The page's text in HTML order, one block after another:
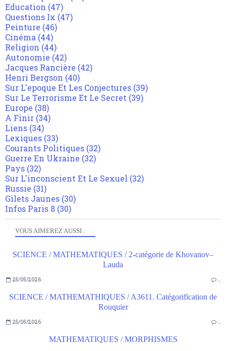
VOUS AIMEREZ AUSSI :
SCIENCE / MATHEMATIQUES / 2-catégorie de Khovanov–
Lauda
25/05/2026 …
SCIENCE / MATHEMATHIQUES / A3611. Catégorification de
Rouquier
25/05/2026 …
MATHEMATIQUES / MORPHISMES
Education (47)
Questions Ix (47)
Peinture (46)
Cinéma (44)
Religion (44)
Autonomie (42)
Jacques Rancière (42)
Henri Bergson (40)
Sur L'epoque Et Les Conjectures (39)
Sur Le Terrorisme Et Le Secret (39)
Europe (38)
A Finir (34)
Liens (34)
Lexiques (33)
Courants Politiques (32)
Guerre En Ukraine (32)
Pays (32)
Sur L'inconscient Et Le Sexuel (32)
Russie (31)
Gilets Jaunes (30)
Infos Paris 8 (30)